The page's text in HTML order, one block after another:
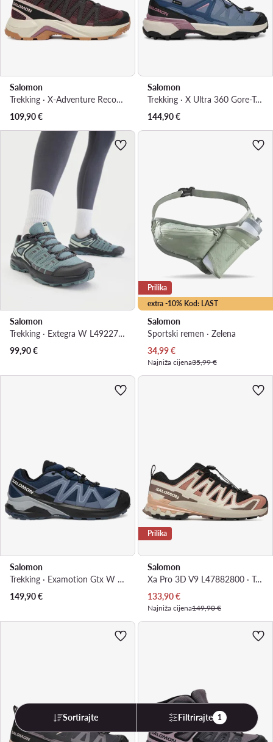
Salomon
Trekking · X-Adventure Recon W L49097700 · Ljubičasta
109,90€
Salomon
Trekking · X Ultra 360 Gore-Tex L49227000 · Plava
144,90€
Salomon
Trekking · Extegra W L49227400 · Siva
99,90€
extra -10% Kod: LAST
Prilika
Salomon
Sportski remen · Zelena
Trenutna cijena
34,99€
Najniža cijena35,99 €
Salomon
Trekking · Examotion Gtx W L49137100 · Tamnoplava
149,90€
Prilika
Salomon
Xa Pro 3D V9 L47882800 · Trekking
Trenutna cijena
133,90€
Najniža cijena149,90 €
Sortirajte Filtrirajte 1